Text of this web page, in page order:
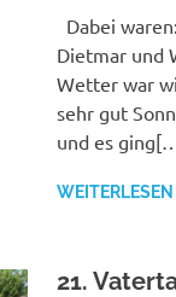
Dabei
Dietmar und
Wetter war
sehr gut
und es
WEITERLESEN
21.